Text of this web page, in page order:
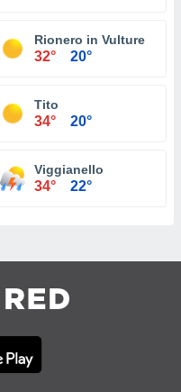
Rionero in Vulture
32° 20°
Tito
34° 20°
Viggianello
34° 22°